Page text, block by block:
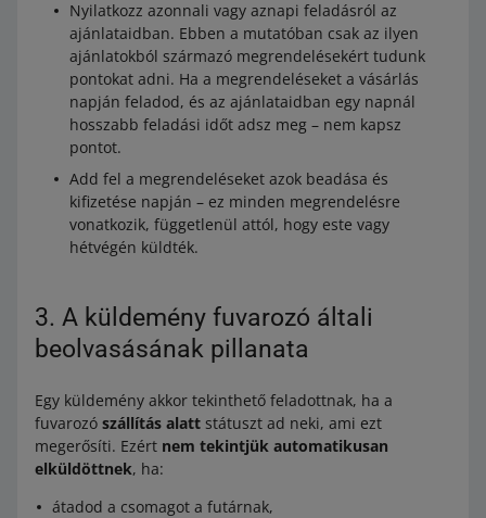
Nyilatkozz azonnali vagy aznapi feladásról az
ajánlataidban. Ebben a mutatóban csak az ilyen
ajánlatokból származó megrendelésekért tudunk
pontokat adni. Ha a megrendeléseket a vásárlás
napján feladod, és az ajánlataidban egy napnál
hosszabb feladási időt adsz meg – nem kapsz
pontot.
Add fel a megrendeléseket azok beadása és
kifizetése napján – ez minden megrendelésre
vonatkozik, függetlenül attól, hogy este vagy
hétvégén küldték.
3. A küldemény fuvarozó általi
beolvasásának pillanata
Egy küldemény akkor tekinthető feladottnak, ha a
fuvarozó szállítás alatt státuszt ad neki, ami ezt
megerősíti. Ezért nem tekintjük automatikusan
elküldöttnek, ha:
átadod a csomagot a futárnak,